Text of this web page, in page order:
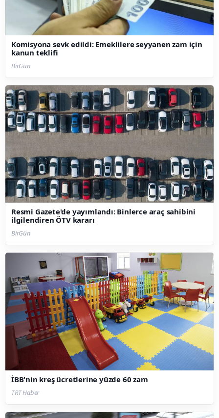
Komisyona sevk edildi: Emeklilere seyyanen zam için
kanun teklifi
BirGün
Resmi Gazete'de yayımlandı: Binlerce araç sahibini
ilgilendiren ÖTV kararı
BirGün
İBB'nin kreş ücretlerine yüzde 60 zam
TRT Haber